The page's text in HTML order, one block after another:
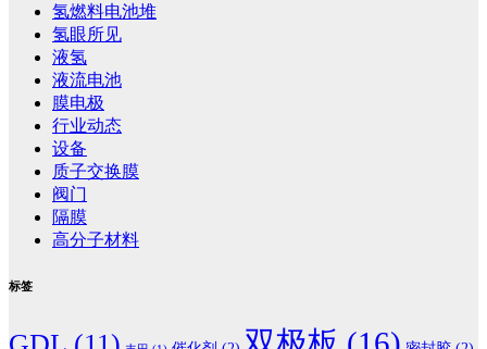
氢燃料电池堆
氢眼所见
液氢
液流电池
膜电极
行业动态
设备
质子交换膜
阀门
隔膜
高分子材料
标签